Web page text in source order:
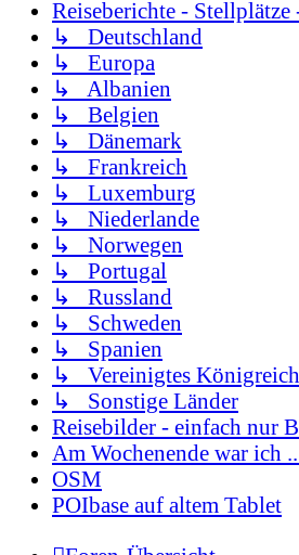
Reiseberichte -
↳ Deutschland
↳ Europa
↳ Albanien
↳ Belgien
↳ Dänemark
↳ Frankreich
↳ Luxemburg
↳ Niederlande
↳ Norwegen
↳ Portugal
↳ Russland
↳ Schweden
↳ Spanien
↳ Vereinigtes Königreich
↳ Sonstige Länder
Reisebilder - einfach nur
Am Wochenende war ich
OSM
POIbase auf altem Tablet